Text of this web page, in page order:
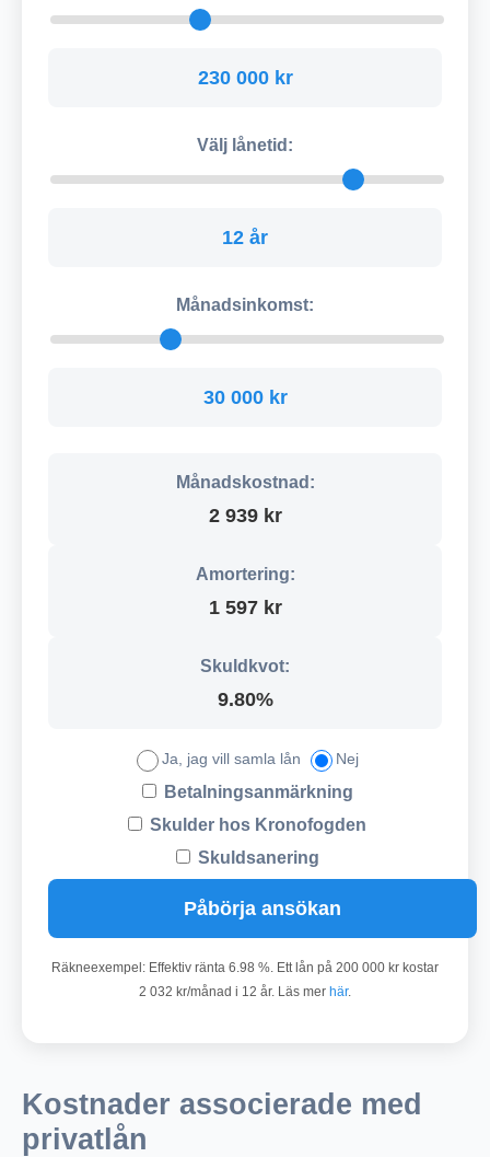
230 000 kr
Välj lånetid:
12 år
Månadsinkomst:
30 000 kr
Månadskostnad:
2 939 kr
Amortering:
1 597 kr
Skuldkvot:
9.80%
Ja, jag vill samla lån Nej
Betalningsanmärkning
Skulder hos Kronofogden
Skuldsanering
Påbörja ansökan
Räkneexempel: Effektiv ränta 6.98 %. Ett lån på 200 000 kr kostar
2 032 kr/månad i 12 år. Läs mer här.
Kostnader associerade med
privatlån